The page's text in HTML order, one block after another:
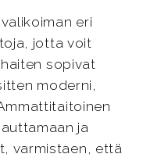
eri
jotta voit
sopivat
moderni,
ja
varmistaen, että